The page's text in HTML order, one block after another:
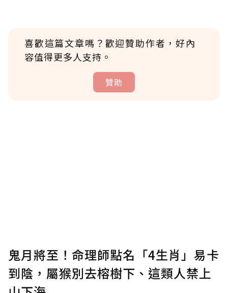
喜歡這篇文章嗎？歡迎贊助作者，好內
容值得更多人支持。
贊助
確認送出
鬼月將至！命理師點名「4生肖」易卡
到陰，屬猴別去榕樹下、這類人禁上